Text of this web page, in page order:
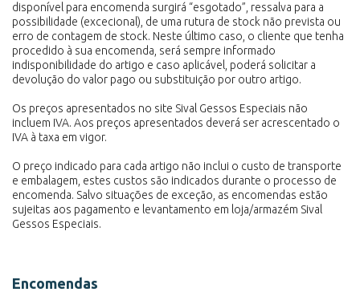
disponível para encomenda surgirá “esgotado”, ressalva para a
possibilidade (excecional), de uma rutura de stock não prevista ou
erro de contagem de stock. Neste último caso, o cliente que tenha
procedido à sua encomenda, será sempre informado
indisponibilidade do artigo e caso aplicável, poderá solicitar a
devolução do valor pago ou substituição por outro artigo.
Os preços apresentados no site Sival Gessos Especiais não
incluem IVA. Aos preços apresentados deverá ser acrescentado o
IVA à taxa em vigor.
O preço indicado para cada artigo não inclui o custo de transporte
e embalagem, estes custos são indicados durante o processo de
encomenda. Salvo situações de exceção, as encomendas estão
sujeitas aos pagamento e levantamento em loja/armazém Sival
Gessos Especiais.
Encomendas